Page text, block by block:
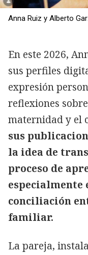
Anna Ruiz y Alberto
En este 2026,
sus perfiles
expresión
reflexiones
maternidad y el
sus
la idea de
proceso de
especialmente
conciliación
familiar.
La pareja,